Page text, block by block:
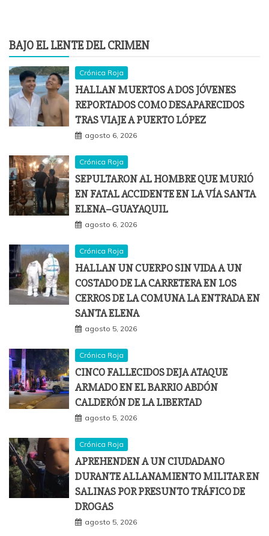
BAJO EL LENTE DEL CRIMEN
Crónica Roja
HALLAN MUERTOS A DOS JÓVENES
REPORTADOS COMO DESAPARECIDOS
TRAS VIAJE A PUERTO LÓPEZ
agosto 6, 2026
Crónica Roja
SEPULTARON AL HOMBRE QUE MURIÓ
EN FATAL ACCIDENTE EN LA VÍA SANTA
ELENA–GUAYAQUIL
agosto 6, 2026
Crónica Roja
HALLAN UN CUERPO SIN VIDA A UN
COSTADO DE LA CARRETERA EN LOS
CERROS DE LA COMUNA LA ENTRADA EN
SANTA ELENA
agosto 5, 2026
Crónica Roja
CINCO FALLECIDOS DEJA ATAQUE
ARMADO EN EL BARRIO ABDÓN
CALDERÓN DE LA LIBERTAD
agosto 5, 2026
Crónica Roja
APREHENDEN A UN CIUDADANO
DURANTE ALLANAMIENTO MILITAR EN
SALINAS POR PRESUNTO TRÁFICO DE
DROGAS
agosto 5, 2026